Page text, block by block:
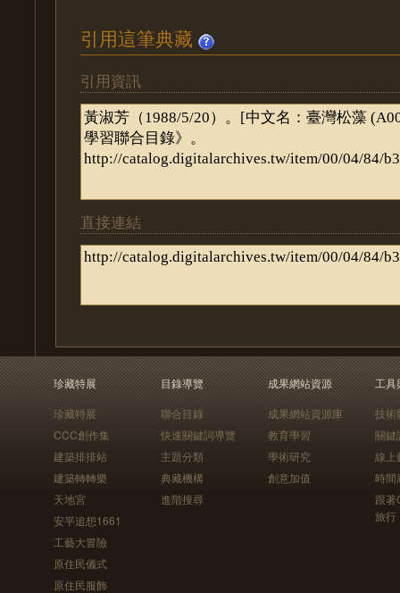
引用這筆典藏
引用資訊
直接連結
珍藏特展
珍藏特展
CCC創作集
建築排排站
建築轉轉樂
天地宮
安平追想1661
工藝大冒險
原住民儀式
原住民服飾
目錄導覽
聯合目錄
快速關鍵詞導覽
主題分類
典藏機構
進階搜尋
成果網站資源
成果網站資源庫
教育學習
學術研究
創意加值
工具
技術
關鍵
線上
時間
跟
旅行